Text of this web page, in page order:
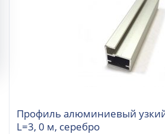
Профиль алюминиевый
L=3, 0 м, серебро